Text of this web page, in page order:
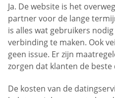
Ja. De website is het
partner voor de lange
is alles wat gebruikers
verbinding te maken. Ook
geen issue. Er zijn
zorgen dat klanten de
De kosten van de